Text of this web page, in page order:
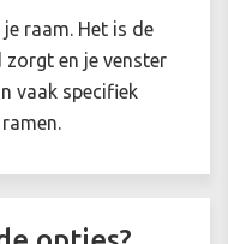
raam. Het is de
en je venster
vaak specifiek